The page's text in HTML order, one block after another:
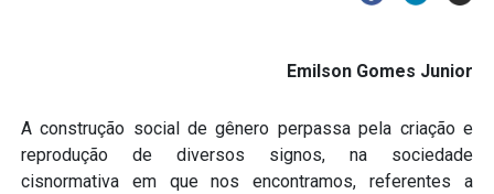
Emilson Gomes Junior
A construção social de gênero perpassa pela criação e
reprodução de diversos signos, na sociedade
cisnormativa em que nos encontramos, referentes a